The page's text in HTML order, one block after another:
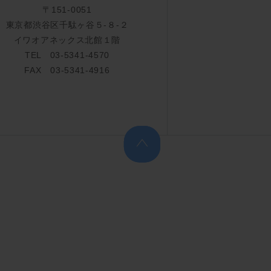
〒151-0051
東京都渋谷区千駄ヶ谷５-８-２
イワオアネックス北館１階
TEL 03-5341-4570
FAX 03-5341-4916